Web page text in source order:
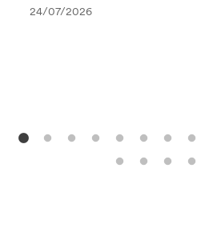
24/07/2026